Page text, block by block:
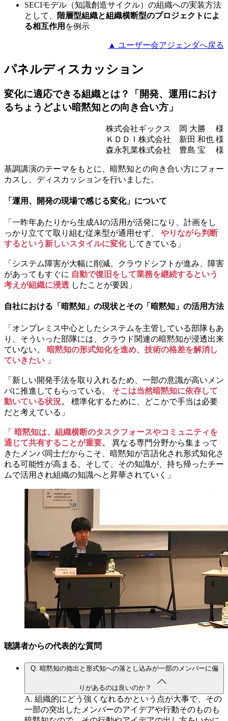
SECIモデル（知識創造サイクル）の組織への実装方法
として、
階層型組織と組織横断型のプロジェクトによ
る相互作用 を例示
▲ ユーザー会アジェンダへ戻る
パネルディスカッション
変化に適応できる組織とは？「開発、運用におけ
るちょうどよい暗黙知との向き合い方」
株式会社ギックス 岡 大勝 様
ＫＤＤＩ株式会社 新田 和也 様
森永乳業株式会社 豊島 宝 様
基調講演のテーマをもとに、暗黙知との向き合い方にフォー
カスし、ディスカッションを行いました。
「運用、開発の現場で感じる変化」について
「一昨年あたりから生成AIの活用が活発になり、計画をし
っかり立てて取り組む従来型が通用せず、
やりながら判断
するという新しいスタイルに変化してきている」
「システム障害が大幅に削減。クラウドシフトが進み、障害
があってもすぐに 自動で復旧をして業務を継続するという
考えが組織に浸透 したことが要因」
自社における「暗黙知」の現状とその「暗黙知」の活用方法
「オンプレミス中心としたシステムを主管している部隊もあ
り、そういった部隊には、クラウド関連の暗黙知が浸透出来
ていない。
暗黙知の形式知化を進め、技術の格差を解消し
ていきたい 」
「新しい開発手法を取り入れるため、一部の意識が高いメン
バに推進してもらっている。 そこは当然暗黙知に依存して
動いている状況。
標準化するために、どこかで手当は必要
だと考えている」
「
暗黙知は、組織横断のタスクフォースやコミュニティを
通じて共有することが重要。
異なる専門分野から集まって
きたメンバ同士だからこそ、暗黙知が言語化され形式知化さ
れる可能性が高まる。そして、その知識が、持ち帰ったチー
ムで活用され組織の知識へと昇華されていく」
聴講者からの代表的な質問
Q. 暗黙知の捻出と形式知への落とし込みが一部のメンバーに偏
りがあるのは良いのか？
A. 組織的にどう強くなれるかという点が大事で、その
一部の突出したメンバーのアイデアや行動そのものも